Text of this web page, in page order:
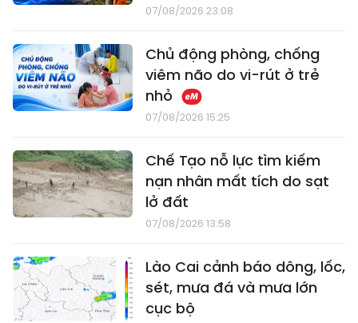
07/08/2026 23:08
Chủ động phòng, chống
viêm não do vi-rút ở trẻ
nhỏ
07/08/2026 15:25
Chế Tạo nỗ lực tìm kiếm
nạn nhân mất tích do sạt
lở đất
07/08/2026 13:58
Lào Cai cảnh báo dông, lốc,
sét, mưa đá và mưa lớn
cục bộ